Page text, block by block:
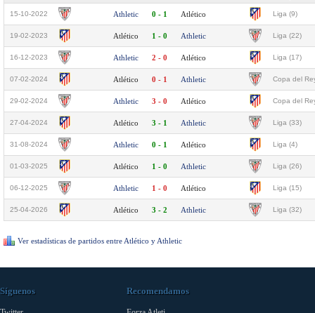
15-10-2022 Athletic 0 - 1 Atlético Liga (9)
19-02-2023 Atlético 1 - 0 Athletic Liga (22)
16-12-2023 Athletic 2 - 0 Atlético Liga (17)
07-02-2024 Atlético 0 - 1 Athletic Copa del
29-02-2024 Athletic 3 - 0 Atlético Copa del
27-04-2024 Atlético 3 - 1 Athletic Liga (33)
31-08-2024 Athletic 0 - 1 Atlético Liga (4)
01-03-2025 Atlético 1 - 0 Athletic Liga (26)
06-12-2025 Athletic 1 - 0 Atlético Liga (15)
25-04-2026 Atlético 3 - 2 Athletic Liga (32)
Ver estadísticas de partidos entre Atlético y Athletic
Síguenos Recomendamos